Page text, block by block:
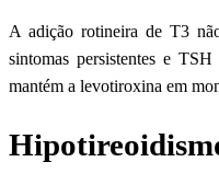
A adição rotineira de T3
sintomas persistentes e
mantém a levotiroxina em